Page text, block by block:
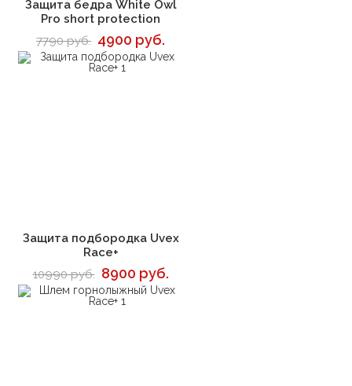
Защита бедра White Owl
Pro short protection
7790 руб. 4900 руб.
В корзину
Защита подбородка Uvex
Race+
10990 руб. 8900 руб.